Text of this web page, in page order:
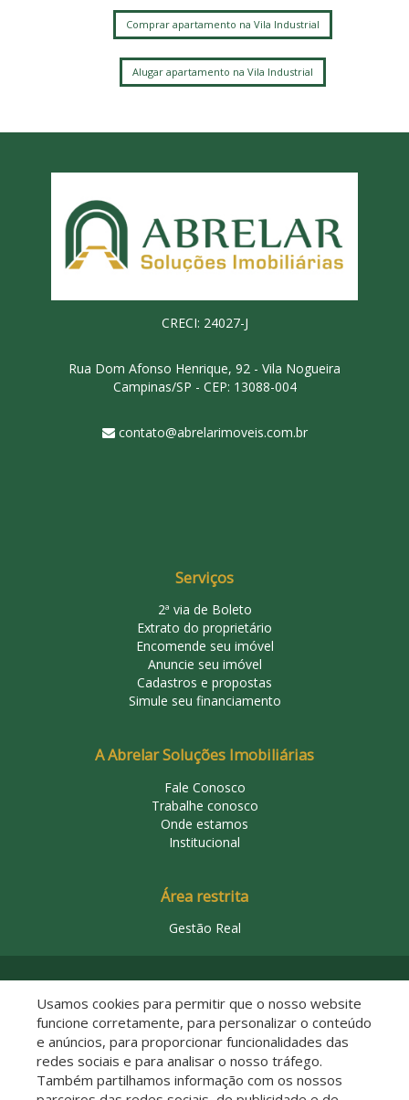
Comprar apartamento na Vila Industrial
Alugar apartamento na Vila Industrial
CRECI: 24027-J
Rua Dom Afonso Henrique, 92 - Vila Nogueira
Campinas/SP - CEP: 13088-004
contato@abrelarimoveis.com.br
Serviços
2ª via de Boleto
Extrato do proprietário
Encomende seu imóvel
Anuncie seu imóvel
Cadastros e propostas
Simule seu financiamento
A Abrelar Soluções Imobiliárias
Fale Conosco
Trabalhe conosco
Onde estamos
Institucional
Área restrita
Gestão Real
Usamos cookies para permitir que o nosso website
funcione corretamente, para personalizar o conteúdo
e anúncios, para proporcionar funcionalidades das
redes sociais e para analisar o nosso tráfego.
Também partilhamos informação com os nossos